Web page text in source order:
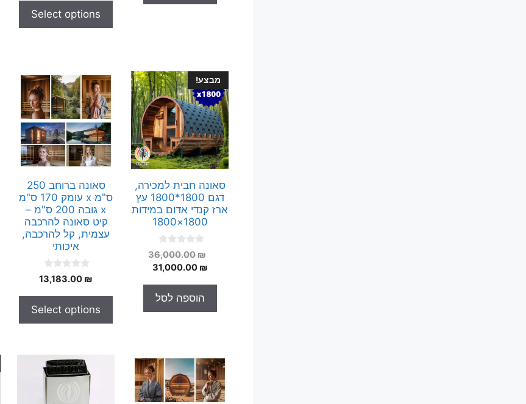
o
5
Select options
מבצע!
סאונה חבית למכירה,
דגם 1800*1800 עץ
ארז קנדי אדום במידות
1800×1800
0
o
u
o
f
5
36,000.00₪
המחיר
31,000.00 ₪
המחיר
הוספה לסל
סאונה ברוחב 250
ס"מ x עומק 170 ס"מ
x גובה 200 ס"מ –
קיט סאונה להרכבה
עצמית, קל להרכבה,
איכותי
0
o
o
5
13,183.00 ₪
Select options